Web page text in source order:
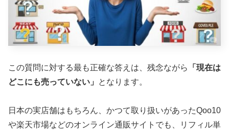
この質問に対する最も正確な答えは、残念ながら
「現在は
どこにも売っていない」
となります。
日本の実店舗はもちろん、かつて取り扱いがあったQoo10
や楽天市場などのオンライン通販サイトでも、リフィル単